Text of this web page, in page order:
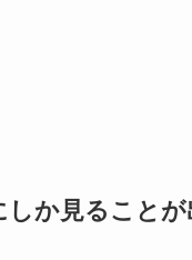
しか見ることが